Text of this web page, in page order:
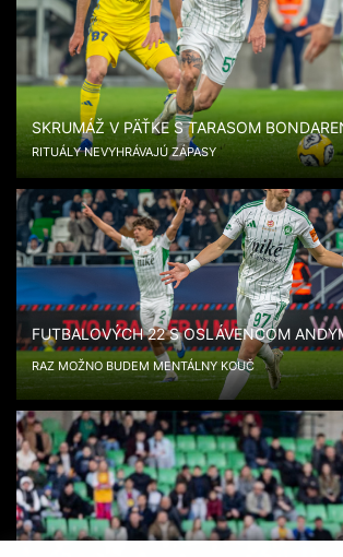
SKRUMÁŽ V PÄŤKE S TARASOM
RITUÁLY NEVYHRÁVAJÚ ZÁPASY
FUTBALOVÝCH 22 S OSLÁVENCOM
RAZ MOŽNO BUDEM MENTÁLNY KOUČ